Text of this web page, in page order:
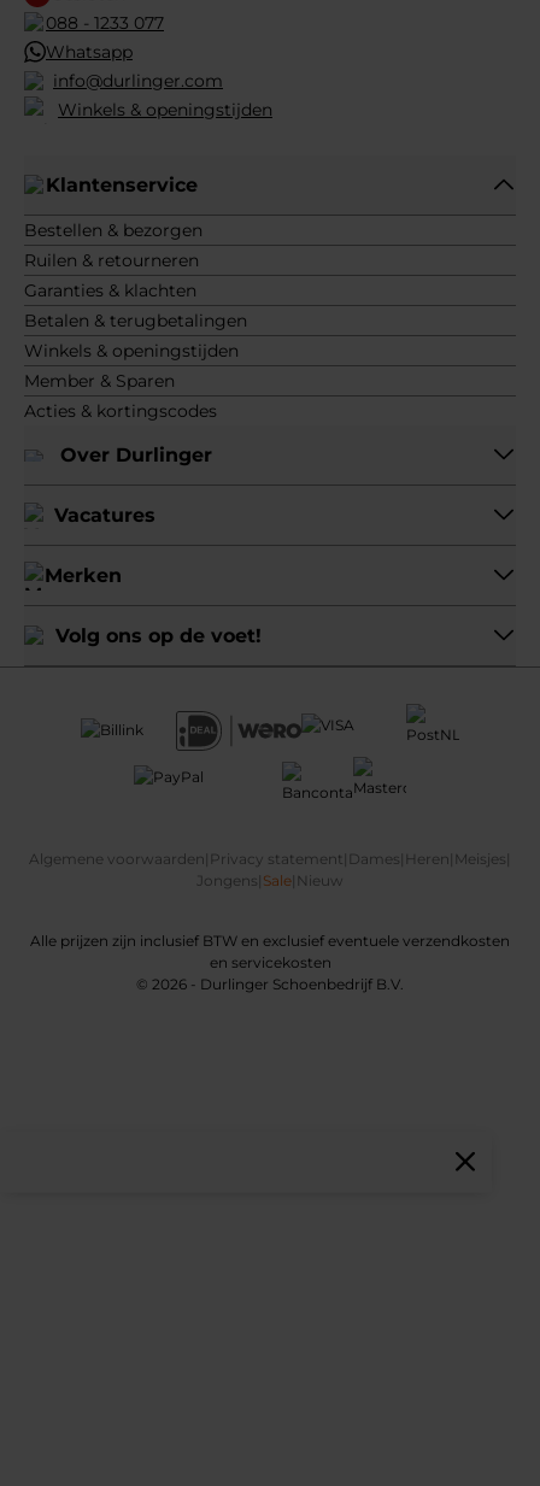
088 - 1233 077
Whatsapp
info@durlinger.com
Winkels & openingstijden
Klantenservice
Bestellen & bezorgen
Ruilen & retourneren
Garanties & klachten
Betalen & terugbetalingen
Winkels & openingstijden
Member & Sparen
Acties & kortingscodes
Over Durlinger
Vacatures
Merken
Volg ons op de voet!
Algemene voorwaarden Privacy statement Dames Heren Meisjes
Jongens Sale Nieuw
Alle prijzen zijn inclusief BTW en exclusief eventuele verzendkosten
en servicekosten
© 2026 - Durlinger Schoenbedrijf B.V.